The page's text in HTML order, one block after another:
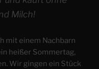
Milch!
mit einem Nachbarn
heißer Sommertag,
Wir gingen ein Stück